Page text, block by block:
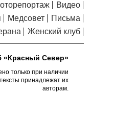
поддержку РФС
трейл и
округа
Макс на Госуслугах
выплату
Видео
Медсовет
Письма
Женский клуб
«Красный Север»
только при наличии
принадлежат их
авторам.